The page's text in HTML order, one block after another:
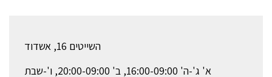
השייטים 16, אשדוד
א' ג'-ה' 16:00-09:00, ב' 20:00-09:00, ו'-שבת